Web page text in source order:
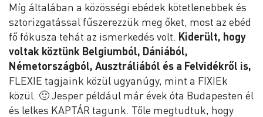
Míg általában a közösségi ebédek kötetlenebbek és
sztorizgatással fűszerezzük meg őket, most az ebéd
fő fókusza tehát az ismerkedés volt. Kiderült, hogy
voltak köztünk Belgiumból, Dániából,
Németországból, Ausztráliából és a Felvidékről is,
FLEXIE tagjaink közül ugyanúgy, mint a FIXIEk
közül. 🙂 Jesper például már évek óta Budapesten él
és lelkes KAPTÁR tagunk. Tőle megtudtuk, hogy